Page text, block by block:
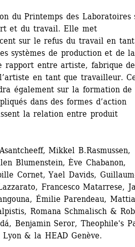
du Printemps des Laboratoires
et du travail. Elle met
sur le refus du travail en
systèmes de production et de la
rapport entre artiste, fabrique
en tant que travailleur.
également sur la formation de
dans des formes d’action
la relation entre produit
Mikkel B.Rasmussen,
Blumenstein, Ève Chabanon,
Cornet, Yael Davids,
Francesco Matarrese,
Émilie Parendeau,
Romana Schmalisch &
Benjamin Seror, Theophile's
& la HEAD Genève.